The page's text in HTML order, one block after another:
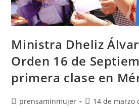
Ministra Dheliz
Orden 16 de
primera clase en
prensaminmujer
14 de marzo